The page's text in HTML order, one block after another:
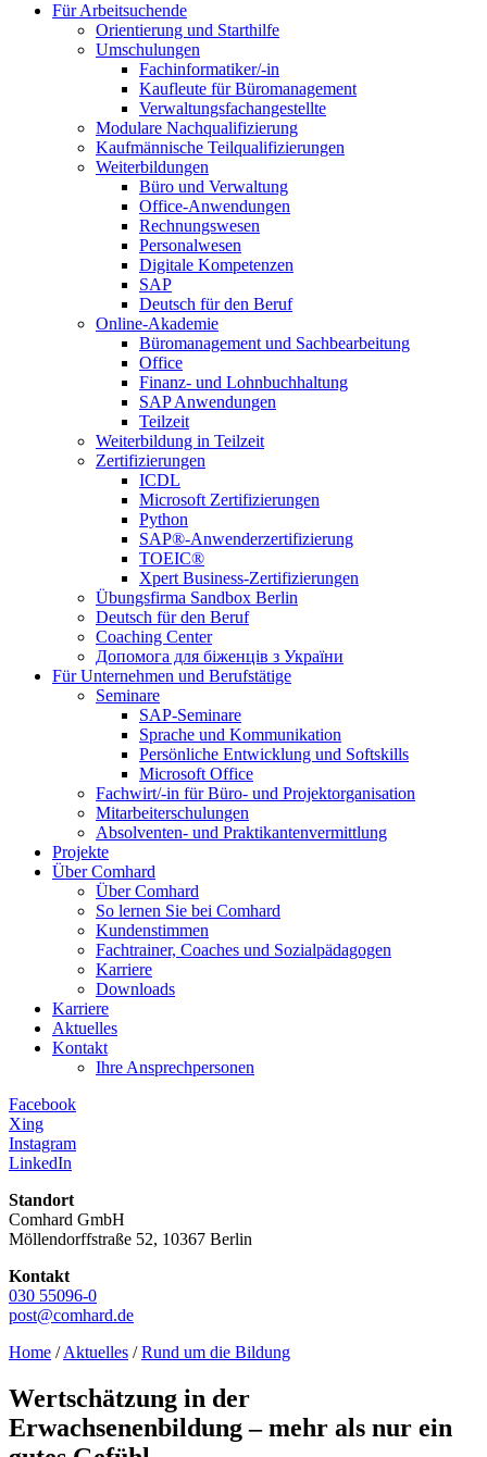
Für Arbeitsuchende
Orientierung und Starthilfe
Umschulungen
Fachinformatiker/-in
Kaufleute für Büromanagement
Verwaltungsfachangestellte
Modulare Nachqualifizierung
Kaufmännische Teilqualifizierungen
Weiterbildungen
Büro und Verwaltung
Office-Anwendungen
Rechnungswesen
Personalwesen
Digitale Kompetenzen
SAP
Deutsch für den Beruf
Online-Akademie
Büromanagement und Sachbearbeitung
Office
Finanz- und Lohnbuchhaltung
SAP Anwendungen
Teilzeit
Weiterbildung in Teilzeit
Zertifizierungen
ICDL
Microsoft Zertifizierungen
Python
SAP®-Anwenderzertifizierung
TOEIC®
Xpert Business-Zertifizierungen
Übungsfirma Sandbox Berlin
Deutsch für den Beruf
Coaching Center
Допомога для біженців з України
Für Unternehmen und Berufstätige
Seminare
SAP-Seminare
Sprache und Kommunikation
Persönliche Entwicklung und Softskills
Microsoft Office
Fachwirt/-in für Büro- und Projektorganisation
Mitarbeiterschulungen
Absolventen- und Praktikantenvermittlung
Projekte
Über Comhard
Über Comhard
So lernen Sie bei Comhard
Kundenstimmen
Fachtrainer, Coaches und Sozialpädagogen
Karriere
Downloads
Karriere
Aktuelles
Kontakt
Ihre Ansprechpersonen
Facebook
Xing
Instagram
LinkedIn
Standort
Comhard GmbH
Möllendorffstraße 52, 10367 Berlin
Kontakt
030 55096-0
post@comhard.de
Home / Aktuelles / Rund um die Bildung
Wertschätzung in der
Erwachsenenbildung – mehr als nur ein